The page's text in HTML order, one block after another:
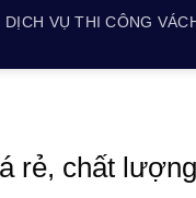
DỊCH VỤ THI CÔNG
rẻ, chất